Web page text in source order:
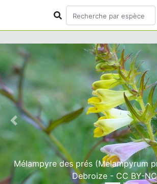
Mélampyre des prés (Melampyrum
Debroize - CC BY-
Previous